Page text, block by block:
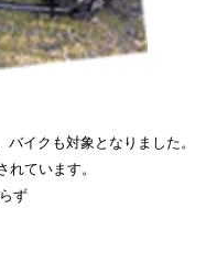
イクも対象となりました。
れています。
ず